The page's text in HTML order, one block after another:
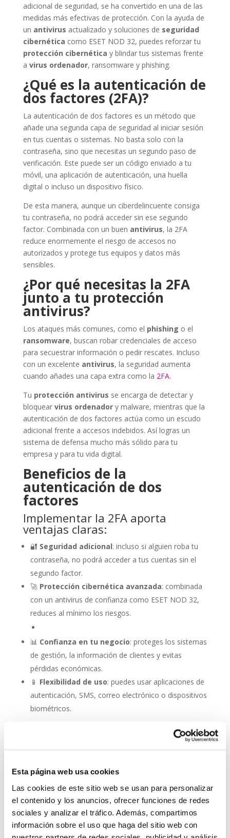
Esta página web usa cookies
Las cookies de este sitio web se usan para personalizar
el contenido y los anuncios, ofrecer funciones de redes
sociales y analizar el tráfico. Además, compartimos
información sobre el uso que haga del sitio web con
adicional de seguridad, se ha convertido en una de las
medidas más efectivas de protección. Con la ayuda de
un antivirus actualizado y soluciones de seguridad
cibernética como ESET NOD 32, puedes reforzar tu
protección cibernética y blindar tus sistemas frente
a virus ordenador, ransomware y phishing.
¿Qué es la autenticación de
dos factores (2FA)?
La autenticación de dos factores es un método que
añade una segunda capa de seguridad al iniciar sesión
en tus cuentas o sistemas. No basta solo con la
contraseña, sino que necesitas un segundo paso de
verificación. Este puede ser un código enviado a tu
móvil, una aplicación de autenticación, una huella
digital o incluso un dispositivo físico.
De esta manera, aunque un ciberdelincuente consiga
tu contraseña, no podrá acceder sin ese segundo
factor. Combinada con un buen antivirus, la 2FA
reduce enormemente el riesgo de accesos no
autorizados y protege tus equipos y datos más
sensibles.
¿Por qué necesitas la 2FA
junto a tu protección
antivirus?
Los ataques más comunes, como el phishing o el
ransomware, buscan robar credenciales de acceso
para secuestrar información o pedir rescates. Incluso
con un excelente antivirus, la seguridad aumenta
cuando añades una capa extra como la 2FA.
Tu protección antivirus se encarga de detectar y
bloquear virus ordenadory malware, mientras que la
autenticación de dos factores actúa como un escudo
adicional frente a accesos indebidos. Así logras un
sistema de defensa mucho más sólido para tu
empresa y para tu vida digital.
Beneficios de la
autenticación de dos
factores
Implementar la 2FA aporta
ventajas claras:
🔐 Seguridad adicional: incluso si alguien roba tu
contraseña, no podrá acceder a tus cuentas sin el
segundo factor.
🚀 Protección cibernética avanzada: combinada
con un antivirus de confianza como ESET NOD 32,
reduces al mínimo los riesgos.
📊 Confianza en tu negocio: proteges los sistemas
de gestión, la información de clientes y evitas
pérdidas económicas.
📱 Flexibilidad de uso: puedes usar aplicaciones de
autenticación, SMS, correo electrónico o dispositivos
biométricos.
factores (2FA): una capa
la protección antivirus
No se trata de elegir entre antivirus o autenticación: la
combinación es lo que marca la diferencia. Con un
software comoESET NOD 32, que ofrece rapidez,
detección avanzada y facilidad de uso, y la activación